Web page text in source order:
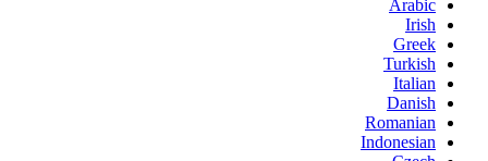
Arabic
Irish
Greek
Turkish
Italian
Danish
Romanian
Indonesian